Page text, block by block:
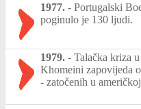
1977. - Portugalski
poginulo je 130 ljudi.
1979. - Talačka kriza
Khomeini zapovijeda
- zatočenih u